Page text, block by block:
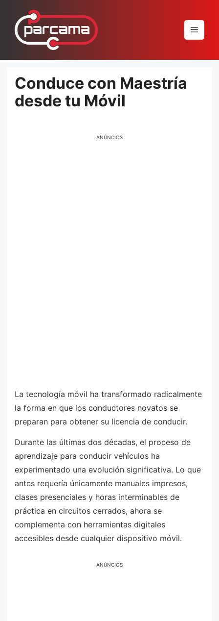
conteúdo
Menu
Conduce con Maestría
desde tu Móvil
ANÚNCIOS
La tecnología móvil ha transformado radicalmente
la forma en que los conductores novatos se
preparan para obtener su licencia de conducir.
Durante las últimas dos décadas, el proceso de
aprendizaje para conducir vehículos ha
experimentado una evolución significativa. Lo que
antes requería únicamente manuales impresos,
clases presenciales y horas interminables de
práctica en circuitos cerrados, ahora se
complementa con herramientas digitales
accesibles desde cualquier dispositivo móvil.
ANÚNCIOS